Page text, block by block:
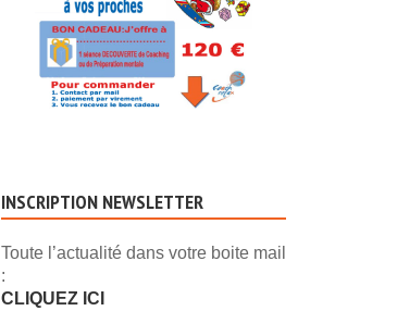
INSCRIPTION NEWSLETTER
Toute l’actualité dans votre boite mail
:
CLIQUEZ ICI